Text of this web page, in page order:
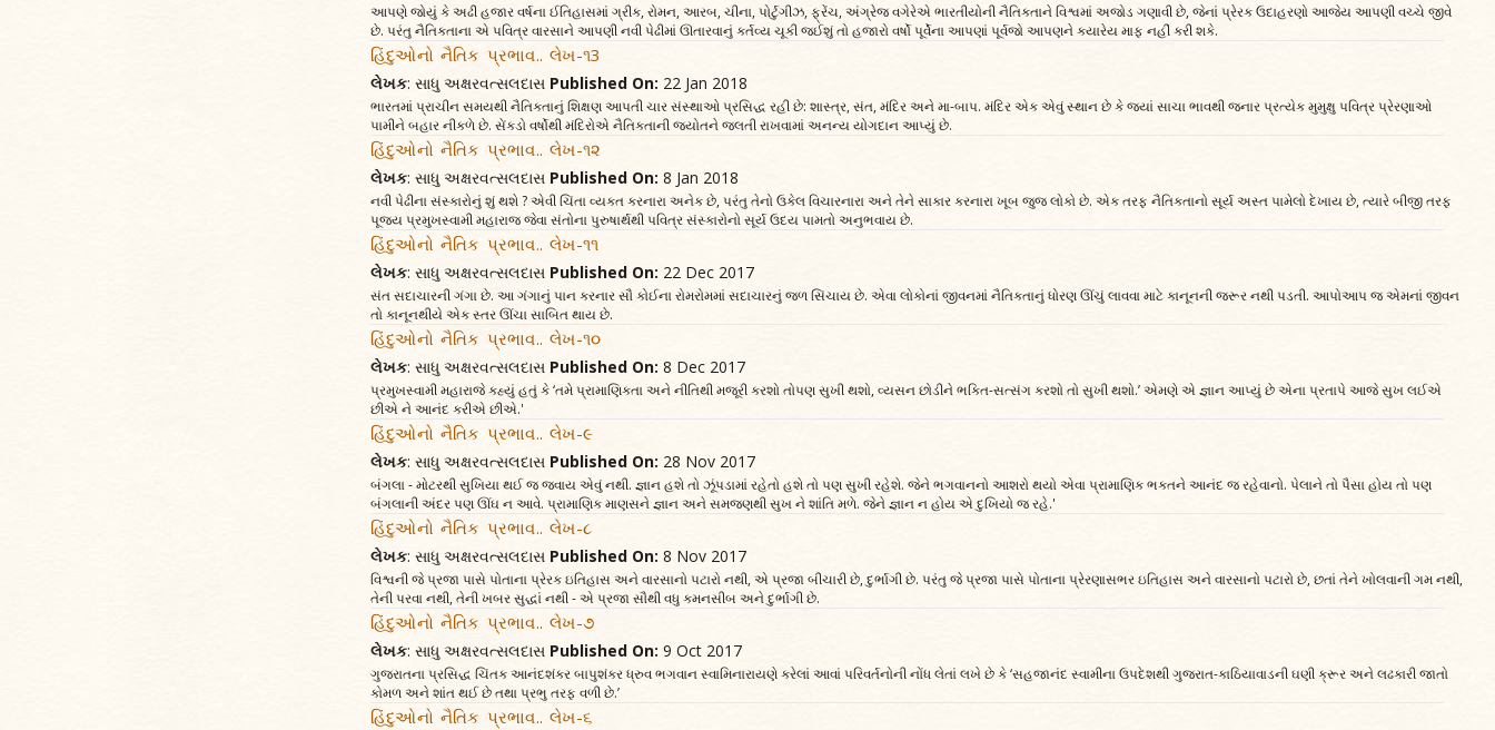
આપણે જોયું કે અઢી હજાર વર્ષના ઈતિહાસમાં ગ્રીક, રોમન, આરબ, ચીના, પોર્ટુગીઝ, ફ્રેંચ, અંગ્રેજ વગેરેએ ભારતીયોની નૈતિકતાને વિશ્વમાં અજોડ ગણાવી છે, જેનાં પ્રેરક ઉદાહરણો આજેય આપણી વચ્ચે જીવે
છે. પરંતુ નૈતિકતાના એ પવિત્ર વારસાને આપણી નવી પેઢીમાં ઊતારવાનું કર્તવ્ય ચૂકી જઈશું તો હજારો વર્ષો પૂર્વેના આપણાં પૂર્વજો આપણને ક્યારેય માફ નહીં કરી શકે.
હિંદુઓનો નૈતિક પ્રભાવ.. લેખ-૧3
લેખક: સાધુ અક્ષરવત્સલદાસ Published On: 22 Jan 2018
ભારતમાં પ્રાચીન સમયથી નૈતિકતાનું શિક્ષણ આપતી ચાર સંસ્થાઓ પ્રસિદ્ધ રહી છે: શાસ્ત્ર, સંત, મંદિર અને મા-બાપ. મંદિર એક એવું સ્થાન છે કે જ્યાં સાચા ભાવથી જનાર પ્રત્યેક મુમુક્ષુ પવિત્ર પ્રેરણાઓ
પામીને બહાર નીકળે છે. સેંકડો વર્ષોથી મંદિરોએ નૈતિકતાની જ્યોતને જલતી રાખવામાં અનન્ય યોગદાન આપ્યું છે.
હિંદુઓનો નૈતિક પ્રભાવ.. લેખ-૧૨
લેખક: સાધુ અક્ષરવત્સલદાસ Published On: 8 Jan 2018
નવી પેઢીના સંસ્કારોનું શું થશે ? એવી ચિંતા વ્યક્ત કરનારા અનેક છે, પરંતુ તેનો ઉકેલ વિચારનારા અને તેને સાકાર કરનારા ખૂબ જુજ લોકો છે. એક તરફ નૈતિકતાનો સૂર્ય અસ્ત પામેલો દેખાય છે, ત્યારે બીજી તરફ
પૂજ્ય પ્રમુખસ્વામી મહારાજ જેવા સંતોના પુરુષાર્થથી પવિત્ર સંસ્કારોનો સૂર્ય ઉદય પામતો અનુભવાય છે.
હિંદુઓનો નૈતિક પ્રભાવ.. લેખ-૧૧
લેખક: સાધુ અક્ષરવત્સલદાસ Published On: 22 Dec 2017
સંત સદાચારની ગંગા છે. આ ગંગાનું પાન કરનાર સૌ કોઈના રોમરોમમાં સદાચારનું જળ સિંચાય છે. એવા લોકોનાં જીવનમાં નૈતિકતાનું ધોરણ ઊંચું લાવવા માટે કાનૂનની જરૂર નથી પડતી. આપોઆપ જ એમનાં જીવન
તો કાનૂનથીયે એક સ્તર ઊંચા સાબિત થાય છે.
હિંદુઓનો નૈતિક પ્રભાવ.. લેખ-૧૦
લેખક: સાધુ અક્ષરવત્સલદાસ Published On: 8 Dec 2017
પ્રમુખસ્વામી મહારાજે કહ્યું હતું કે ‘તમે પ્રામાણિકતા અને નીતિથી મજૂરી કરશો તોપણ સુખી થશો, વ્યસન છોડીને ભક્તિ-સત્સંગ કરશો તો સુખી થશો.’ એમણે એ જ્ઞાન આપ્યું છે એના પ્રતાપે આજે સુખ લઈએ
છીએ ને આનંદ કરીએ છીએ.'
હિંદુઓનો નૈતિક પ્રભાવ.. લેખ-૯
લેખક: સાધુ અક્ષરવત્સલદાસ Published On: 28 Nov 2017
બંગલા - મોટરથી સુખિયા થઈ જ જવાય એવું નથી. જ્ઞાન હશે તો ઝૂંપડામાં રહેતો હશે તો પણ સુખી રહેશે. જેને ભગવાનનો આશરો થયો એવા પ્રામાણિક ભક્તને આનંદ જ રહેવાનો. પેલાને તો પૈસા હોય તો પણ
બંગલાની અંદર પણ ઊંઘ ન આવે. પ્રામાણિક માણસને જ્ઞાન અને સમજણથી સુખ ને શાંતિ મળે. જેને જ્ઞાન ન હોય એ દુખિયો જ રહે.'
હિંદુઓનો નૈતિક પ્રભાવ.. લેખ-૮
લેખક: સાધુ અક્ષરવત્સલદાસ Published On: 8 Nov 2017
વિશ્વની જે પ્રજા પાસે પોતાના પ્રેરક ઇતિહાસ અને વારસાનો પટારો નથી, એ પ્રજા બીચારી છે, દુર્ભાગી છે. પરંતુ જે પ્રજા પાસે પોતાના પ્રેરણાસભર ઇતિહાસ અને વારસાનો પટારો છે, છતાં તેને ખોલવાની ગમ નથી,
તેની પરવા નથી, તેની ખબર સુદ્ધાં નથી - એ પ્રજા સૌથી વધુ કમનસીબ અને દુર્ભાગી છે.
હિંદુઓનો નૈતિક પ્રભાવ.. લેખ-૭
લેખક: સાધુ અક્ષરવત્સલદાસ Published On: 9 Oct 2017
ગુજરાતના પ્રસિદ્ધ ચિંતક આનંદશંકર બાપુશંકર ધ્રુવ ભગવાન સ્વામિનારાયણે કરેલાં આવાં પરિવર્તનોની નોંધ લેતાં લખે છે કે ‘સહજાનંદ સ્વામીના ઉપદેશથી ગુજરાત-કાઠિયાવાડની ઘણી ક્રૂર અને લઢકારી જાતો
કોમળ અને શાંત થઈ છે તથા પ્રભુ તરફ વળી છે.’
હિંદુઓનો નૈતિક પ્રભાવ.. લેખ-૬